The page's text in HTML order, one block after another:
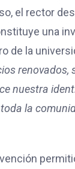
el rector
una
de la
renovados,
nuestra
la